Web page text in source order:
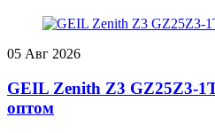
05 Авг 2026
GEIL Zenith Z3 GZ25Z3-
оптом